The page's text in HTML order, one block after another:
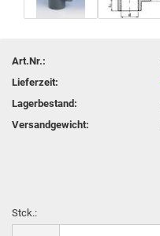
Art.Nr.:
Lieferzeit:
Lagerbestand:
Versandgewicht:
Stck.: